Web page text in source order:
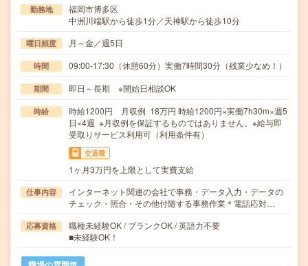
勤務地
福岡市博多区
中洲川端駅から徒歩1分／天神駅から徒歩10分
曜日頻度 月～金／週5日
時間 09:00-17:30（休憩60分）実働7時間30分（残業少なめ！）
期間 即日～長期 ※開始日相談OK
時給
時給1200円 月収例 18万円 時給1200円×実働7h30m×週5
日×4週 ※月収例を保証するものではありません。※給与即
受取りサービス利用可（利用条件有）
交通費
1ヶ月3万円を上限として実費支給
仕事内容
インターネット関連の会社で事務・データ入力・データの
チェック・照合・その他付随する事務作業＊電話応対…
応募資格
職種未経験OK / ブランクOK / 英語力不要
■未経験OK！